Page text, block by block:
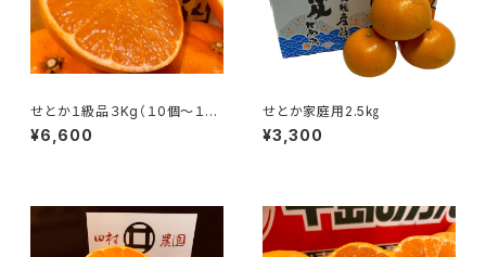
せとか１級品３Kg（１0個〜１５
個）
¥6,600
せとか家庭用2.5㎏
¥3,300